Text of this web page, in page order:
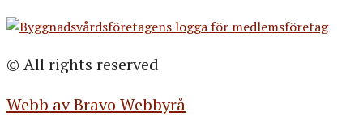
© All rights reserved
Webb av Bravo Webbyrå